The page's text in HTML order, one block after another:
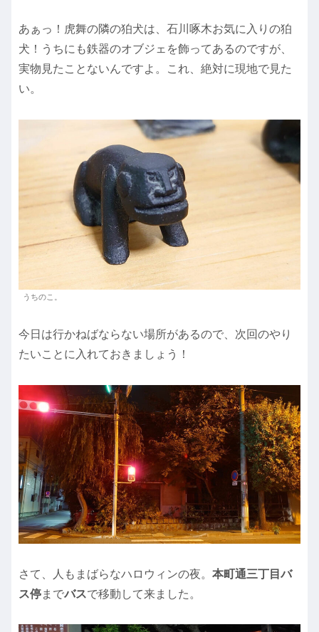
あぁっ！虎舞の隣の狛犬は、石川啄木お気に入りの狛
犬！うちにも鉄器のオブジェを飾ってあるのですが、
実物見たことないんですよ。これ、絶対に現地で見た
い。
うちのこ。
今日は行かねばならない場所があるので、次回のやり
たいことに入れておきましょう！
さて、人もまばらなハロウィンの夜。 本町通三丁目バ
ス停までバスで移動して来ました。